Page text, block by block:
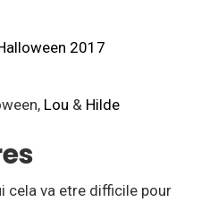
Lou & Hilde
cela va etre difficile pour